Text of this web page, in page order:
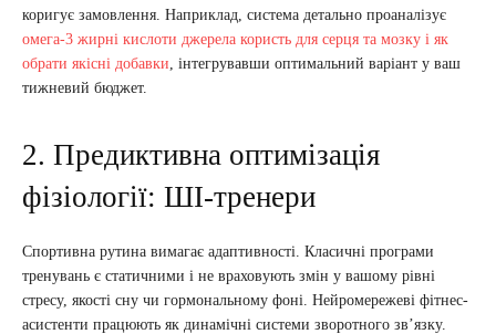
коригує замовлення. Наприклад, система детально проаналізує
омега-3 жирні кислоти джерела користь для серця та мозку і як
обрати якісні добавки , інтегрувавши оптимальний варіант у ваш
тижневий бюджет.
2. Предиктивна оптимізація
фізіології: ШІ-тренери
Спортивна рутина вимагає адаптивності. Класичні програми
тренувань є статичними і не враховують змін у вашому рівні
стресу, якості сну чи гормональному фоні. Нейромережеві фітнес-
асистенти працюють як динамічні системи зворотного зв’язку.